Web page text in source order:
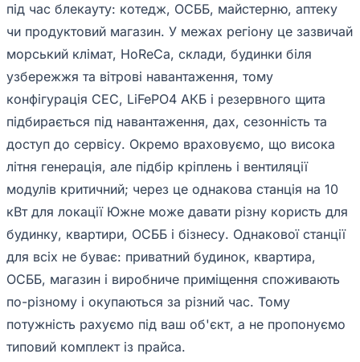
під час блекауту: котедж, ОСББ, майстерню, аптеку
чи продуктовий магазин. У межах регіону це зазвичай
морський клімат, HoReCa, склади, будинки біля
узбережжя та вітрові навантаження, тому
конфігурація СЕС, LiFePO4 АКБ і резервного щита
підбирається під навантаження, дах, сезонність та
доступ до сервісу. Окремо враховуємо, що висока
літня генерація, але підбір кріплень і вентиляції
модулів критичний; через це однакова станція на 10
кВт для локації Южне може давати різну користь для
будинку, квартири, ОСББ і бізнесу. Однакової станції
для всіх не буває: приватний будинок, квартира,
ОСББ, магазин і виробниче приміщення споживають
по-різному і окупаються за різний час. Тому
потужність рахуємо під ваш об'єкт, а не пропонуємо
типовий комплект із прайса.